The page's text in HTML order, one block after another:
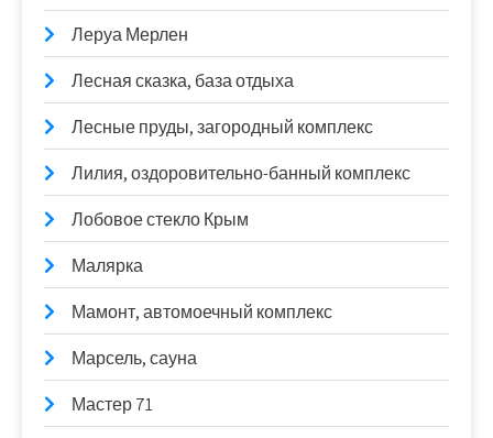
Леруа Мерлен
Лесная сказка, база отдыха
Лесные пруды, загородный комплекс
Лилия, оздоровительно-банный комплекс
Лобовое стекло Крым
Малярка
Мамонт, автомоечный комплекс
Марсель, сауна
Мастер 71